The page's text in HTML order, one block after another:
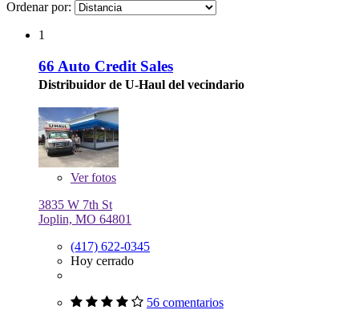
Ordenar por:
1
66 Auto Credit Sales
Distribuidor de U-Haul del vecindario
Verfotos
3835 W 7th St
Joplin, MO 64801
(417) 622-0345
Hoy cerrado
56 comentarios